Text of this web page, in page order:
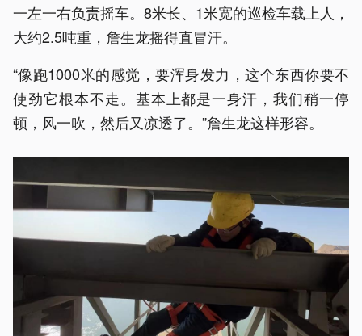
一左一右负责摇车。8米长、1米宽的巡检车载上人，
大约2.5吨重，詹生龙摇得直冒汗。
“像跑1000米的感觉，要浑身发力，这个东西你要不
使劲它根本不走。基本上都是一身汗，我们稍一停
顿，风一吹，然后又凉透了。”詹生龙这样形容。